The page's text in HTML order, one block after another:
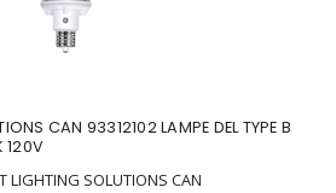
CAN 93312102 LAMPE DEL TYPE B
120V
LIGHTING SOLUTIONS CAN